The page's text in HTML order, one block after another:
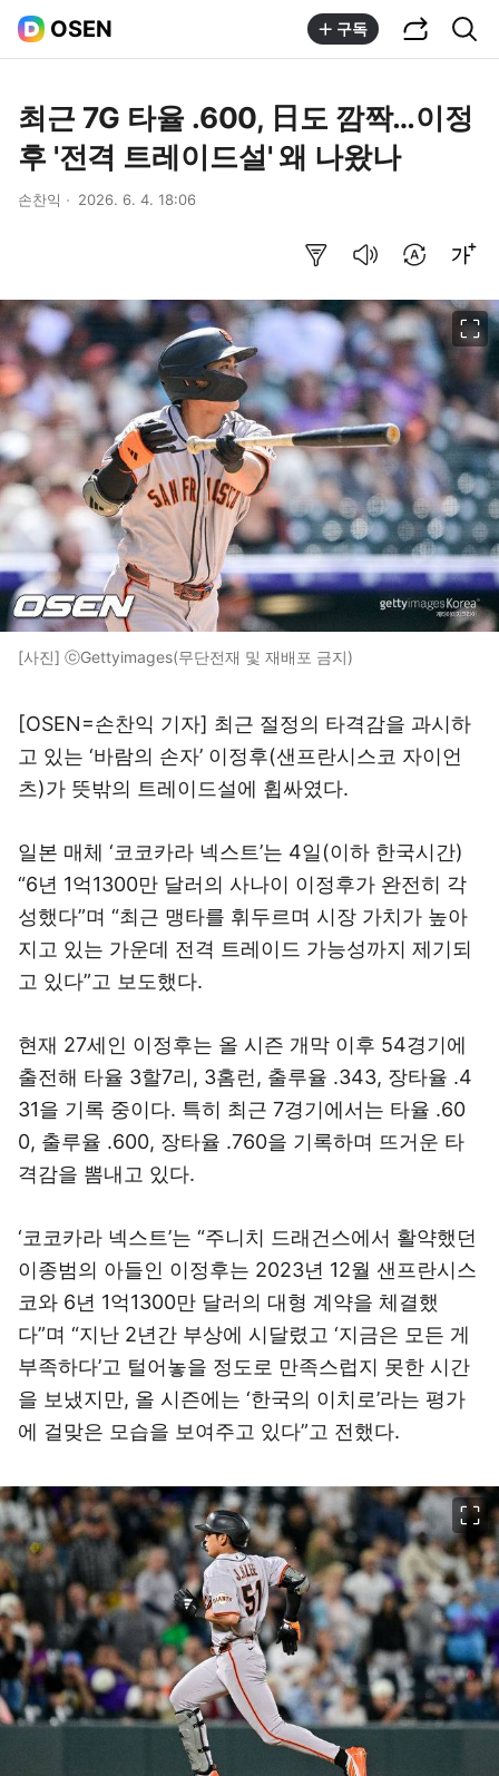
OSEN 구독
최근 7G 타율 .600, 日도 깜짝…이정
후 '전격 트레이드설' 왜 나왔나
손찬익 2026. 6. 4. 18:06
[사진] ⓒGettyimages(무단전재 및 재배포 금지)
[OSEN=손찬익 기자] 최근 절정의 타격감을 과시하
고 있는 ‘바람의 손자’ 이정후(샌프란시스코 자이언
츠)가 뜻밖의 트레이드설에 휩싸였다.
일본 매체 ‘코코카라 넥스트’는 4일(이하 한국시간)
“6년 1억1300만 달러의 사나이 이정후가 완전히 각
성했다”며 “최근 맹타를 휘두르며 시장 가치가 높아
지고 있는 가운데 전격 트레이드 가능성까지 제기되
고 있다”고 보도했다.
현재 27세인 이정후는 올 시즌 개막 이후 54경기에
출전해 타율 3할7리, 3홈런, 출루율 .343, 장타율 .4
31을 기록 중이다. 특히 최근 7경기에서는 타율 .60
0, 출루율 .600, 장타율 .760을 기록하며 뜨거운 타
격감을 뽐내고 있다.
‘코코카라 넥스트’는 “주니치 드래건스에서 활약했던
이종범의 아들인 이정후는 2023년 12월 샌프란시스
코와 6년 1억1300만 달러의 대형 계약을 체결했
다”며 “지난 2년간 부상에 시달렸고 ‘지금은 모든 게
부족하다’고 털어놓을 정도로 만족스럽지 못한 시간
을 보냈지만, 올 시즌에는 ‘한국의 이치로’라는 평가
에 걸맞은 모습을 보여주고 있다”고 전했다.